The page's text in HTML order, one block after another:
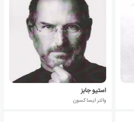
استیو جابز
والتر ایساکسون